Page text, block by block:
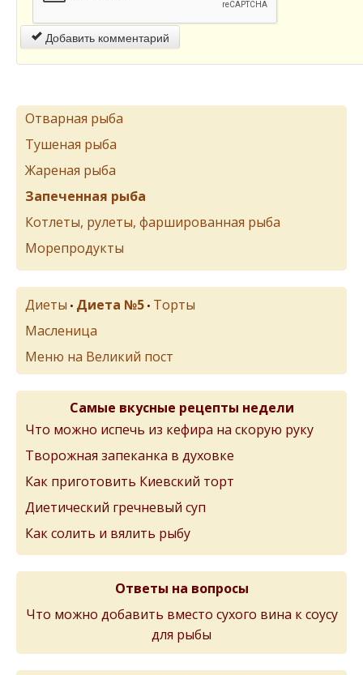
Добавить комментарий
Отварная рыба
Тушеная рыба
Жареная рыба
Запеченная рыба
Котлеты, рулеты, фаршированная рыба
Морепродукты
Диеты • Диета №5 • Торты
Масленица
Меню на Великий пост
Самые вкусные рецепты недели
Что можно испечь из кефира на скорую руку
Творожная запеканка в духовке
Как приготовить Киевский торт
Диетический гречневый суп
Как солить и вялить рыбу
Ответы на вопросы
Что можно добавить вместо сухого вина к соусу
для рыбы